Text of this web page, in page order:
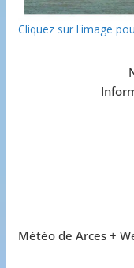
Cliquez sur l'image
Météo de Arces +